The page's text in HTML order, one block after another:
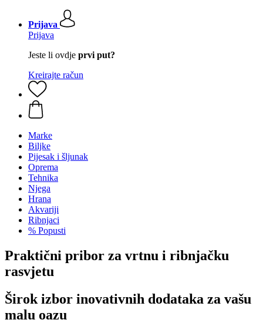
Prijava
Prijava
Jeste li ovdje prvi put?
Kreirajte račun
Marke
Biljke
Pijesak i šljunak
Oprema
Tehnika
Njega
Hrana
Akvariji
Ribnjaci
% Popusti
Praktični pribor za vrtnu i ribnjačku
rasvjetu
Širok izbor inovativnih dodataka za vašu
malu oazu